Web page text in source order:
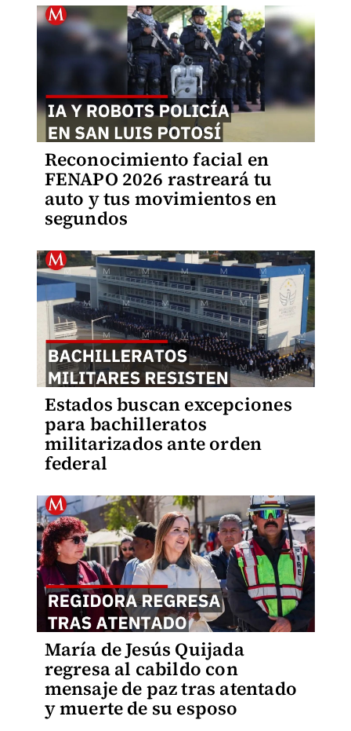
Reconocimiento facial en
FENAPO 2026 rastreará tu
auto y tus movimientos en
segundos
Estados buscan excepciones
para bachilleratos
militarizados ante orden
federal
María de Jesús Quijada
regresa al cabildo con
mensaje de paz tras atentado
y muerte de su esposo